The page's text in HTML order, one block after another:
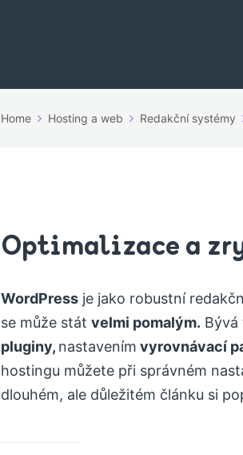
Home Hosting a web Redakční systémy
Optimalizace a
WordPress je jako robustní
se může stát velmi pomalým.
pluginy, nastavením vyrovnávací
hostingu můžete při správném
dlouhém, ale důležitém článku si